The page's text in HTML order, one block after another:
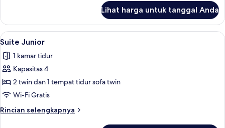
Refrigerator)
Kamar
Double
atau
Superior,
balkon
Refrigerator)
Lihat harga untuk tanggal Anda
Lihat
semua
foto
untuk
Suite
Junior
7
Suite Junior
1 kamar tidur
Kapasitas 4
2 twin dan 1 tempat tidur sofa twin
Wi-Fi Gratis
Rincian selengkapnya
Rincian